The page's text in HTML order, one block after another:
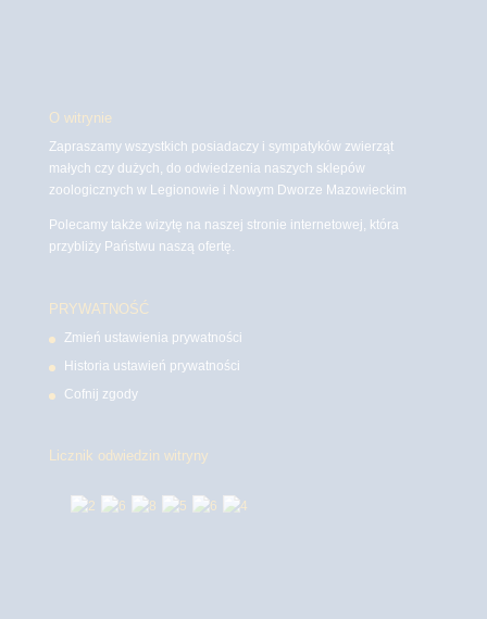
O witrynie
Zapraszamy wszystkich posiadaczy i sympatyków zwierząt
małych czy dużych, do odwiedzenia naszych sklepów
zoologicznych w Legionowie i Nowym Dworze Mazowieckim
Polecamy także wizytę na naszej stronie internetowej, która
przybliży Państwu naszą ofertę.
PRYWATNOŚĆ
Zmień ustawienia prywatności
Historia ustawień prywatności
Cofnij zgody
Licznik odwiedzin witryny